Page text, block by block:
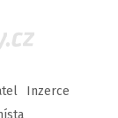
Inzerce